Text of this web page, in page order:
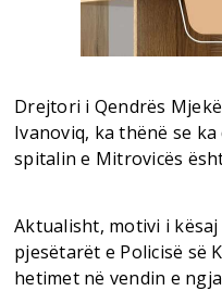
Drejtori i Qendrës
Ivanoviq, ka thënë se
spitalin e Mitrovicës
Aktualisht, motivi i
pjesëtarët e Policisë së
hetimet në vendin e